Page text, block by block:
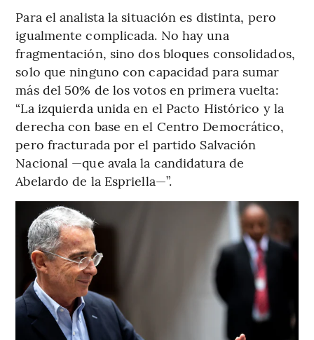
Para el analista la situación es distinta, pero
igualmente complicada. No hay una
fragmentación, sino dos bloques consolidados,
solo que ninguno con capacidad para sumar
más del 50% de los votos en primera vuelta:
“La izquierda unida en el Pacto Histórico y la
derecha con base en el Centro Democrático,
pero fracturada por el partido Salvación
Nacional —que avala la candidatura de
Abelardo de la Espriella—”.